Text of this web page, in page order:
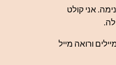
אני קולט
ורואה מייל